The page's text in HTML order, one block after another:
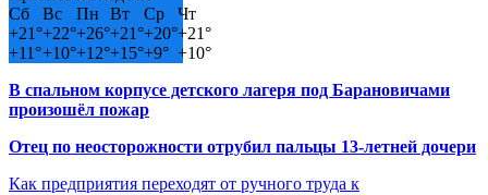
Сб
Вс Пн Вт Ср
Чт
+21°+22°+26°+21°+20°+21°
+11°+10°+12°+15°+9° +10°
В спальном корпусе детского лагеря под Барановичами
произошёл пожар
Отец по неосторожности отрубил пальцы 13-летней дочери
Как предприятия переходят от ручного труда к